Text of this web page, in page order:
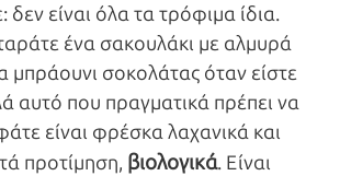
δεν είναι όλα τα τρόφιμα ίδια.
ένα σακουλάκι με αλμυρά
μπράουνι σοκολάτας όταν είστε
αυτό που πραγματικά πρέπει να
είναι φρέσκα λαχανικά και
προτίμηση, βιολογικά. Είναι